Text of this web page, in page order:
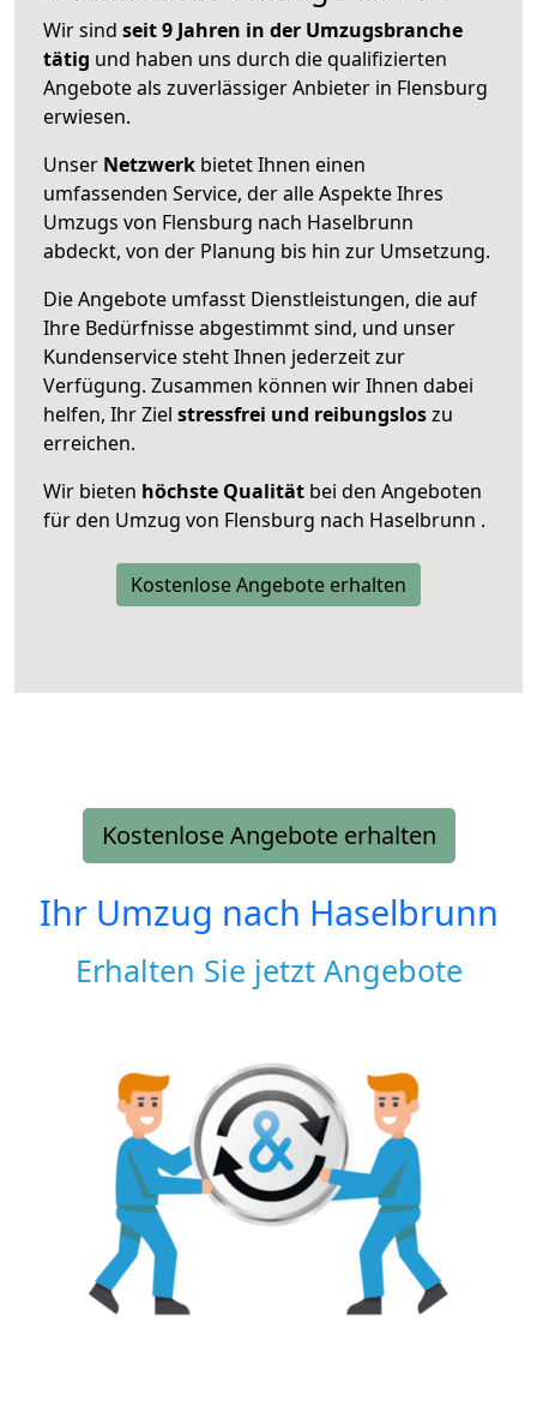
Wir sind seit 9 Jahren in der Umzugsbranche
tätig und haben uns durch die qualifizierten
Angebote als zuverlässiger Anbieter in Flensburg
erwiesen.
Unser Netzwerk bietet Ihnen einen
umfassenden Service, der alle Aspekte Ihres
Umzugs von Flensburg nach Haselbrunn
abdeckt, von der Planung bis hin zur Umsetzung.
Die Angebote umfasst Dienstleistungen, die auf
Ihre Bedürfnisse abgestimmt sind, und unser
Kundenservice steht Ihnen jederzeit zur
Verfügung. Zusammen können wir Ihnen dabei
helfen, Ihr Ziel stressfrei und reibungsloszu
erreichen.
Wir bieten höchste Qualität bei den Angeboten
für den Umzug von Flensburg nach Haselbrunn .
Kostenlose Angebote erhalten
Kostenlose Angebote erhalten
Ihr Umzug nach Haselbrunn
Erhalten Sie jetzt Angebote